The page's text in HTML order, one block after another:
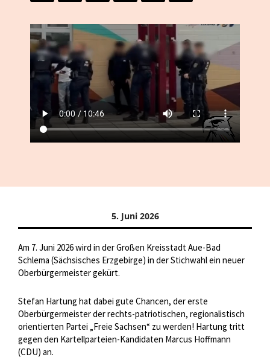
5. Juni 2026
Am 7. Juni 2026 wird in der Großen Kreisstadt Aue-Bad
Schlema (Sächsisches Erzgebirge) in der Stichwahl ein neuer
Oberbürgermeister gekürt.
Stefan Hartung hat dabei gute Chancen, der erste
Oberbürgermeister der rechts-patriotischen, regionalistisch
orientierten Partei „Freie Sachsen“ zu werden! Hartung tritt
gegen den Kartellparteien-Kandidaten Marcus Hoffmann
(CDU) an.